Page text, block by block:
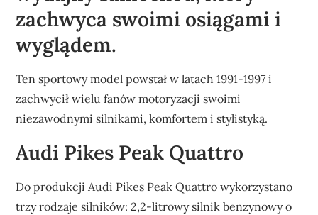
zachwyca swoimi osiągami i
wyglądem.
Ten sportowy model powstał w latach 1991-1997 i
zachwycił wielu fanów motoryzacji swoimi
niezawodnymi silnikami, komfortem i stylistyką.
Audi Pikes Peak Quattro
Do produkcji Audi Pikes Peak Quattro wykorzystano
trzy rodzaje silników: 2,2-litrowy silnik benzynowy o